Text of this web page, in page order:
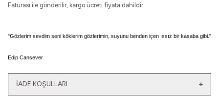
Faturası ile gönderilir, kargo ücreti fiyata dahildir.
"Gözlerim sevdim seni köklerim gözlerimin, suyunu benden içen ıssız bir kasaba gibi."
Edip Cansever
İADE KOŞULLARI